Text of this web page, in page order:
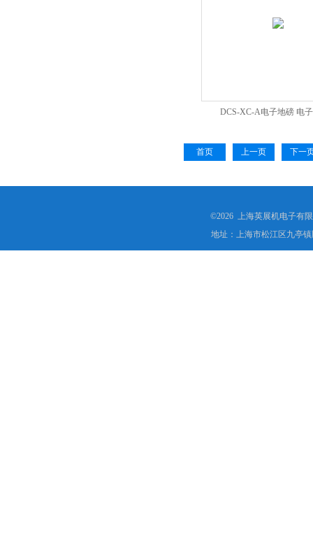
DCS-XC-A电子地磅 电
首页 上一页 下一
©2026 上海英展机电子有
地址：上海市松江区九亭镇